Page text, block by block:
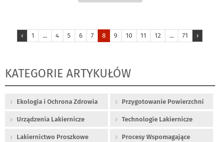
‹ 1 ... 4 5 6 7 8 9 10 11 12 ... 71 ›
KATEGORIE ARTYKUŁÓW
Ekologia i Ochrona Zdrowia Przygotowanie Powierzchni
Urządzenia Lakiernicze Technologie Lakiernicze
Lakiernictwo Proszkowe Procesy Wspomagające